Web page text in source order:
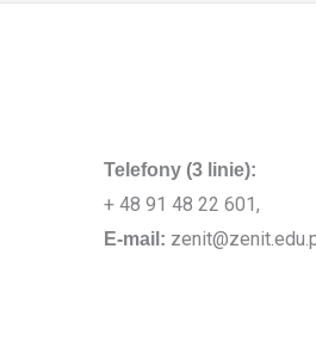
Telefony (3 linie):
+ 48 91 48 22 601,
E-mail: